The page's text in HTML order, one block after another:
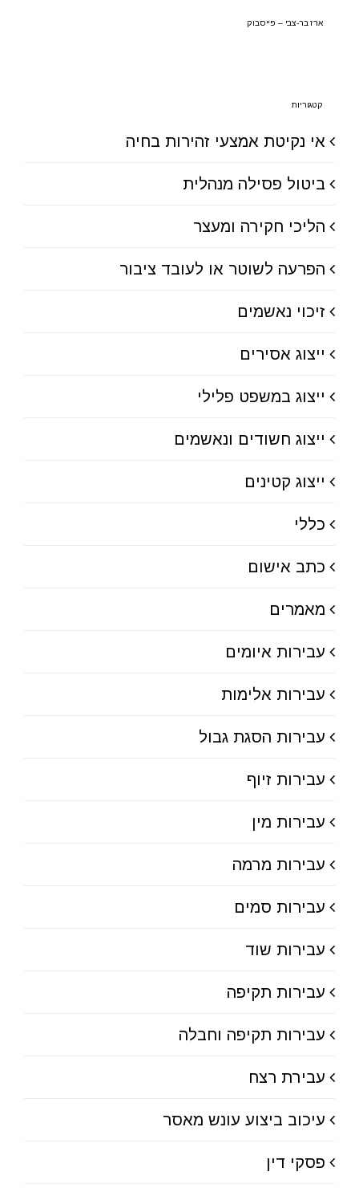
ארז בר-צבי – פייסבוק
קטגוריות
אי נקיטת אמצעי זהירות בחיה
ביטול פסילה מנהלית
הליכי חקירה ומעצר
הפרעה לשוטר או לעובד ציבור
זיכוי נאשמים
ייצוג אסירים
ייצוג במשפט פלילי
ייצוג חשודים ונאשמים
ייצוג קטינים
כללי
כתב אישום
מאמרים
עבירות איומים
עבירות אלימות
עבירות הסגת גבול
עבירות זיוף
עבירות מין
עבירות מרמה
עבירות סמים
עבירות שוד
עבירות תקיפה
עבירות תקיפה וחבלה
עבירת רצח
עיכוב ביצוע עונש מאסר
פסקי דין